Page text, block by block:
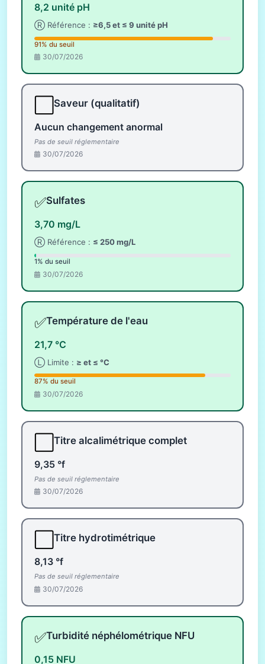
8,2 unité pH
Ⓡ Référence : ≥6,5 et ≤ 9 unité pH
91% du seuil
30/07/2026
Saveur (qualitatif)
Aucun changement anormal
Pas de seuil réglementaire
30/07/2026
✅Sulfates
3,70 mg/L
Ⓡ Référence : ≤ 250 mg/L
1% du seuil
30/07/2026
✅Température de l'eau
21,7 °C
Ⓛ Limite : ≥ et ≤ °C
87% du seuil
30/07/2026
Titre alcalimétrique complet
9,35 °f
Pas de seuil réglementaire
30/07/2026
Titre hydrotimétrique
8,13 °f
Pas de seuil réglementaire
30/07/2026
✅Turbidité néphélométrique NFU
0,15 NFU